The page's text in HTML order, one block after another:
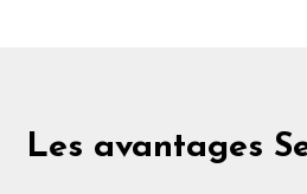
Les avantages